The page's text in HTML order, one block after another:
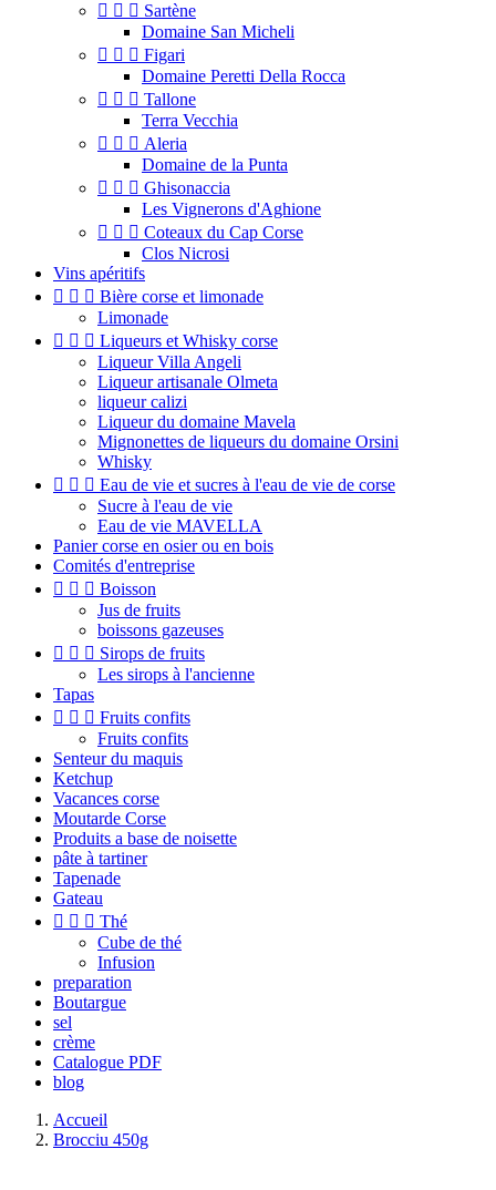
   Sartène
Domaine San Micheli
   Figari
Domaine Peretti Della Rocca
   Tallone
Terra Vecchia
   Aleria
Domaine de la Punta
   Ghisonaccia
Les Vignerons d'Aghione
   Coteaux du Cap Corse
Clos Nicrosi
Vins apéritifs
   Bière corse et limonade
Limonade
   Liqueurs et Whisky corse
Liqueur Villa Angeli
Liqueur artisanale Olmeta
liqueur calizi
Liqueur du domaine Mavela
Mignonettes de liqueurs du domaine Orsini
Whisky
   Eau de vie et sucres à l'eau de vie de corse
Sucre à l'eau de vie
Eau de vie MAVELLA
Panier corse en osier ou en bois
Comités d'entreprise
   Boisson
Jus de fruits
boissons gazeuses
   Sirops de fruits
Les sirops à l'ancienne
Tapas
   Fruits confits
Fruits confits
Senteur du maquis
Ketchup
Vacances corse
Moutarde Corse
Produits a base de noisette
pâte à tartiner
Tapenade
Gateau
   Thé
Cube de thé
Infusion
preparation
Boutargue
sel
crème
Catalogue PDF
blog
Accueil
Brocciu 450g